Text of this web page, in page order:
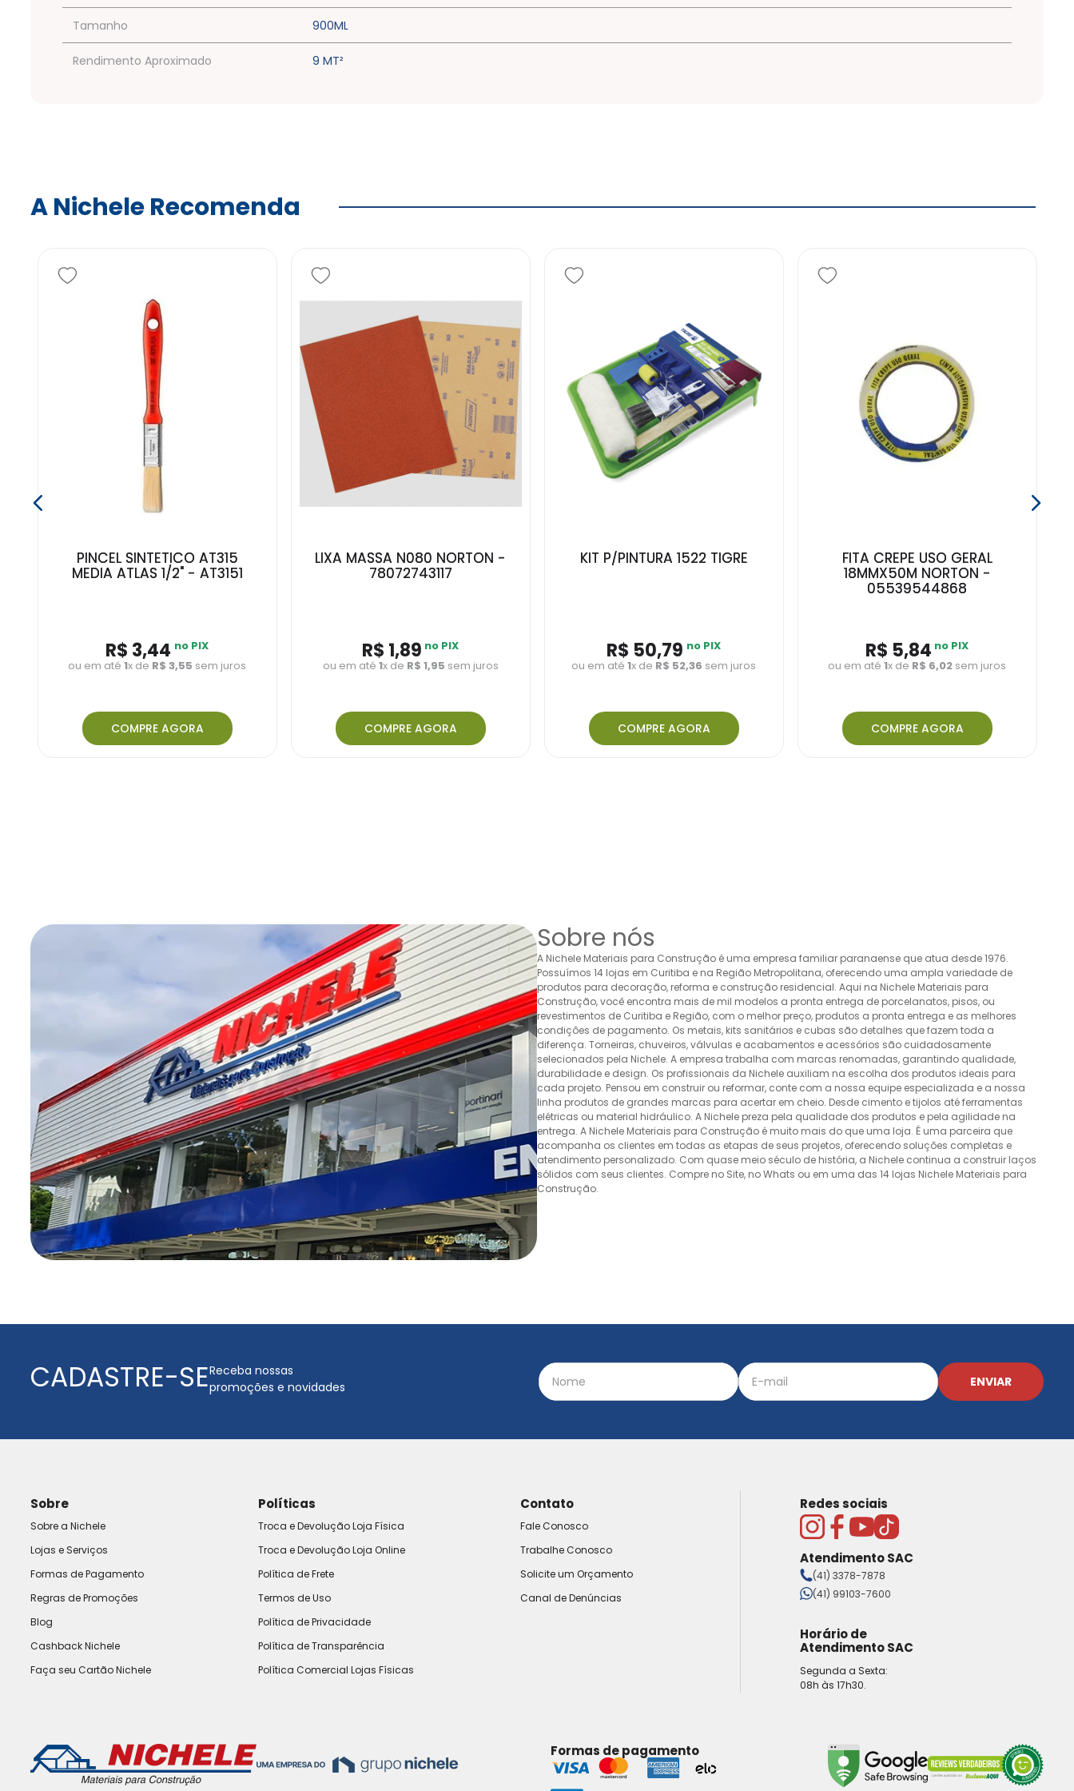
Tamanho 900ML
Rendimento Aproximado 9 MT²
A Nichele Recomenda
PINCEL SINTETICO AT315
MEDIA ATLAS 1/2" - AT3151
R$ 3,44 no PIX
ou em até 1x de R$ 3,55 sem juros
COMPRE AGORA
LIXA MASSA N080 NORTON -
78072743117
R$ 1,89 no PIX
ou em até 1x de R$ 1,95 sem juros
COMPRE AGORA
KIT P/PINTURA 1522 TIGRE
R$ 50,79 no PIX
ou em até 1x de R$ 52,36 sem juros
COMPRE AGORA
FITA CREPE USO GERAL
18MMX50M NORTON -
05539544868
R$ 5,84 no PIX
ou em até 1x de R$ 6,02 sem juros
COMPRE AGORA
Sobre nós
A Nichele Materiais para Construção é uma empresa familiar paranaense que atua desde 1976.
Possuímos 14 lojas em Curitiba e na Região Metropolitana, oferecendo uma ampla variedade de
produtos para decoração, reforma e construção residencial. Aqui na Nichele Materiais para
Construção, você encontra mais de mil modelos a pronta entrega de porcelanatos, pisos, ou
revestimentos de Curitiba e Região, com o melhor preço, produtos a pronta entrega e as melhores
condições de pagamento. Os metais, kits sanitários e cubas são detalhes que fazem toda a
diferença. Torneiras, chuveiros, válvulas e acabamentos e acessórios são cuidadosamente
selecionados pela Nichele. A empresa trabalha com marcas renomadas, garantindo qualidade,
durabilidade e design. Os profissionais da Nichele auxiliam na escolha dos produtos ideais para
cada projeto. Pensou em construir ou reformar, conte com a nossa equipe especializada e a nossa
linha produtos de grandes marcas para acertar em cheio. Desde cimento e tijolos até ferramentas
elétricas ou material hidráulico. A Nichele preza pela qualidade dos produtos e pela agilidade na
entrega. A Nichele Materiais para Construção é muito mais do que uma loja. É uma parceira que
acompanha os clientes em todas as etapas de seus projetos, oferecendo soluções completas e
atendimento personalizado. Com quase meio século de história, a Nichele continua a construir laços
sólidos com seus clientes. Compre no Site, no Whats ou em uma das 14 lojas Nichele Materiais para
Construção.
CADASTRE-SEReceba nossas
promoções e novidades
ENVIAR
Sobre
Sobre a Nichele
Lojas e Serviços
Formas de Pagamento
Regras de Promoções
Blog
Cashback Nichele
Faça seu Cartão Nichele
Políticas
Troca e Devolução Loja Física
Troca e Devolução Loja Online
Política de Frete
Termos de Uso
Política de Privacidade
Política de Transparência
Política Comercial Lojas Físicas
Contato
Fale Conosco
Trabalhe Conosco
Solicite um Orçamento
Canal de Denúncias
Redes sociais
Atendimento SAC
(41) 3378-7878
(41) 99103-7600
Horário de
Atendimento SAC
Segunda a Sexta:
08h às 17h30.
Formas de pagamento